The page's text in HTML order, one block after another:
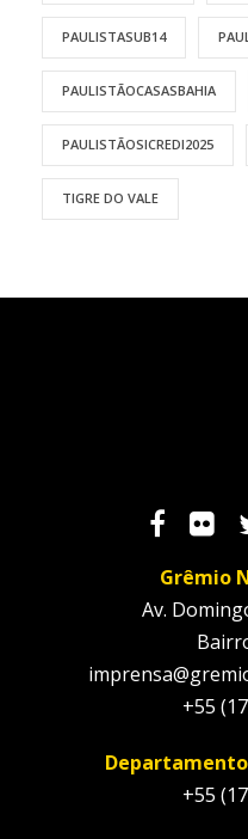
PAULISTASUB14
PAULISTÃOCASASBAHIA
PAULISTÃOSICREDI2025
TIGRE DO VALE
Grêmio
Av.
+55
+55